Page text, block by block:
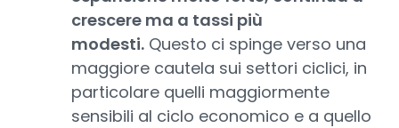
crescere ma a tassi più
modesti. Questo ci spinge verso una
maggiore cautela sui settori ciclici, in
particolare quelli maggiormente
sensibili al ciclo economico e a quello